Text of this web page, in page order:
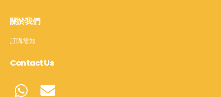
關於我們
訂購需知
Contact Us